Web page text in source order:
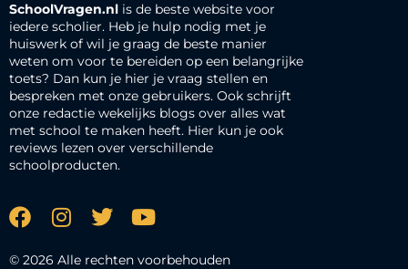
SchoolVragen.nl is de beste website voor
iedere scholier. Heb je hulp nodig met je
huiswerk of wil je graag de beste manier
weten om voor te bereiden op een belangrijke
toets? Dan kun je hier je vraag stellen en
bespreken met onze gebruikers. Ook schrijft
onze redactie wekelijks blogs over alles wat
met school te maken heeft. Hier kun je ook
reviews lezen over verschillende
schoolproducten.
© 2026 Alle rechten voorbehouden